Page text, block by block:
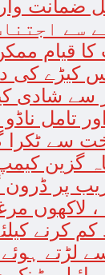
قیام
کیڑے کی
سے شادی
تامل
گئی، 14
گزین
گرا دیا؛
، لاکھوں
کم کرنے
لڑتے ہوئے